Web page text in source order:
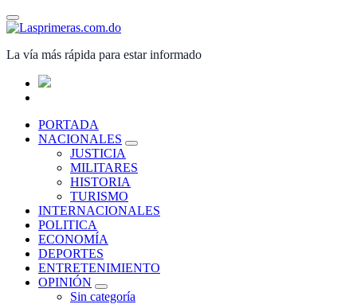
Saltar
al
La vía más rápida para estar informado
PORTADA
NACIONALES
JUSTICIA
MILITARES
HISTORIA
TURISMO
INTERNACIONALES
POLITICA
ECONOMÍA
DEPORTES
ENTRETENIMIENTO
OPINIÓN
Sin categoría